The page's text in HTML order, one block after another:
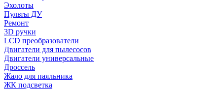
Эхолоты
Пульты ДУ
Ремонт
3D ручки
LCD преобразователи
Двигатели для пылесосов
Двигатели универсальные
Дроссель
Жало для паяльника
ЖК подсветка